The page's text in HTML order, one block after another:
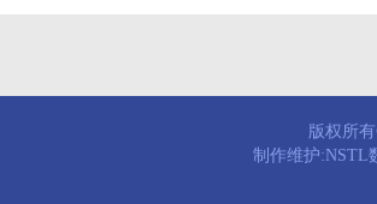
版权所
制作维护:NSTL